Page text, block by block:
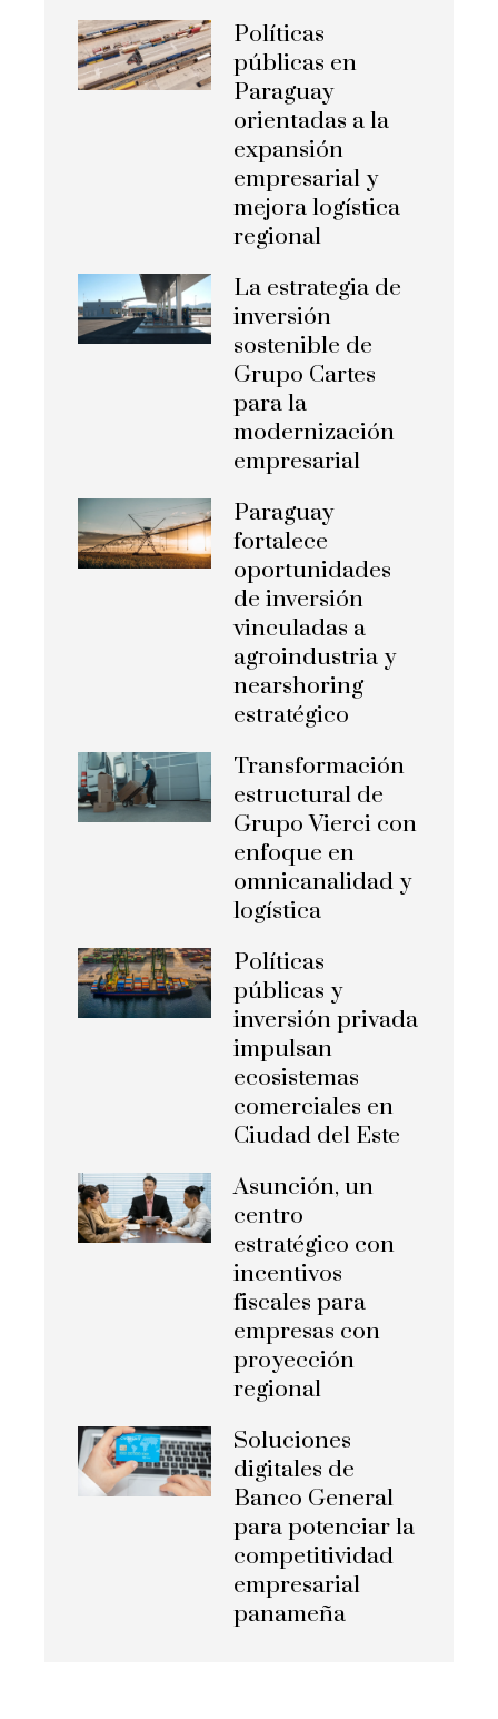
Políticas
públicas en
Paraguay
orientadas a la
expansión
empresarial y
mejora logística
regional
La estrategia de
inversión
sostenible de
Grupo Cartes
para la
modernización
empresarial
Paraguay
fortalece
oportunidades
de inversión
vinculadas a
agroindustria y
nearshoring
estratégico
Transformación
estructural de
Grupo Vierci con
enfoque en
omnicanalidad y
logística
Políticas
públicas y
inversión privada
impulsan
ecosistemas
comerciales en
Ciudad del Este
Asunción, un
centro
estratégico con
incentivos
fiscales para
empresas con
proyección
regional
Soluciones
digitales de
Banco General
para potenciar la
competitividad
empresarial
panameña